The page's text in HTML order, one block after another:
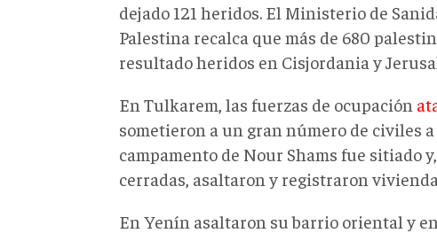
dejado 121 heridos. El Ministerio de
Palestina recalca que más de 680
resultado heridos en Cisjordania y
En Tulkarem, las fuerzas de ocupación
sometieron a un gran número de civiles
campamento de Nour Shams fue sitiado
cerradas, asaltaron y registraron
En Yenín asaltaron su barrio oriental y